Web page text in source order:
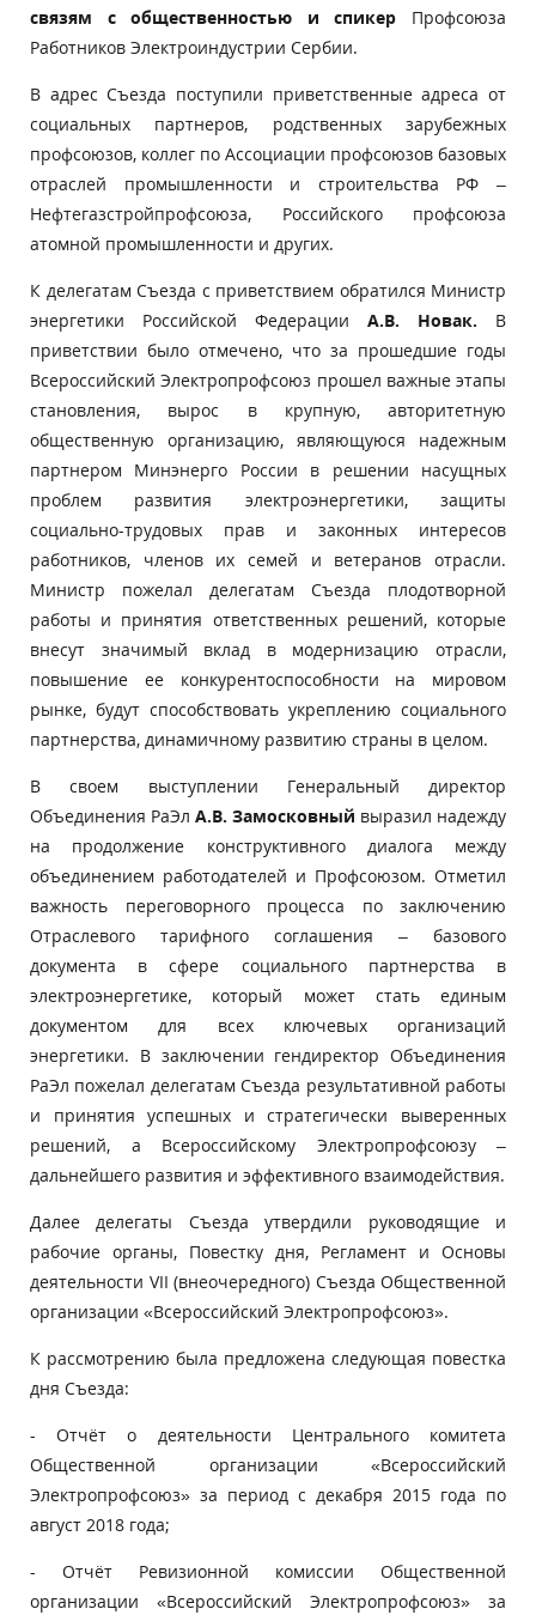
связям с общественностью и спикер Профсоюза
Работников Электроиндустрии Сербии.
В адрес Съезда поступили приветственные адреса от
социальных партнеров, родственных зарубежных
профсоюзов, коллег по Ассоциации профсоюзов базовых
отраслей промышленности и строительства РФ –
Нефтегазстройпрофсоюза, Российского профсоюза
атомной промышленности и других.
К делегатам Съезда с приветствием обратился Министр
энергетики Российской Федерации А.В. Новак. В
приветствии было отмечено, что за прошедшие годы
Всероссийский Электропрофсоюз прошел важные этапы
становления, вырос в крупную, авторитетную
общественную организацию, являющуюся надежным
партнером Минэнерго России в решении насущных
проблем развития электроэнергетики, защиты
социально-трудовых прав и законных интересов
работников, членов их семей и ветеранов отрасли.
Министр пожелал делегатам Съезда плодотворной
работы и принятия ответственных решений, которые
внесут значимый вклад в модернизацию отрасли,
повышение ее конкурентоспособности на мировом
рынке, будут способствовать укреплению социального
партнерства, динамичному развитию страны в целом.
В своем выступлении Генеральный директор
Объединения РаЭл А.В. Замосковный выразил надежду
на продолжение конструктивного диалога между
объединением работодателей и Профсоюзом. Отметил
важность переговорного процесса по заключению
Отраслевого тарифного соглашения – базового
документа в сфере социального партнерства в
электроэнергетике, который может стать единым
документом для всех ключевых организаций
энергетики. В заключении гендиректор Объединения
РаЭл пожелал делегатам Съезда результативной работы
и принятия успешных и стратегически выверенных
решений, а Всероссийскому Электропрофсоюзу –
дальнейшего развития и эффективного взаимодействия.
Далее делегаты Съезда утвердили руководящие и
рабочие органы, Повестку дня, Регламент и Основы
деятельности VII (внеочередного) Съезда Общественной
организации «Всероссийский Электропрофсоюз».
К рассмотрению была предложена следующая повестка
дня Съезда:
- Отчёт о деятельности Центрального комитета
Общественной организации «Всероссийский
Электропрофсоюз» за период с декабря 2015 года по
август 2018 года;
- Отчёт Ревизионной комиссии Общественной
организации «Всероссийский Электропрофсоюз» за